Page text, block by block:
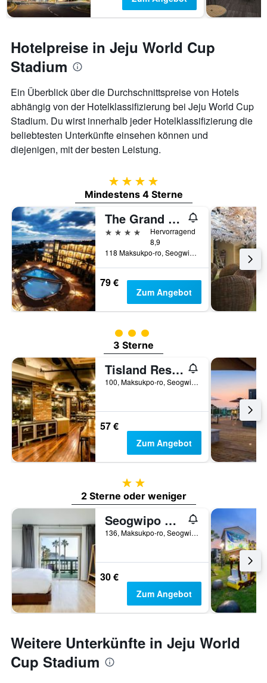
Y-
den
durchschnittlichen
Zimmerpreis
Hotelpreise in Jeju World Cup
Stadium
Ein Überblick über die Durchschnittspreise von Hotels
abhängig von der Hotelklassifizierung bei Jeju World Cup
Stadium. Du wirst innerhalb jeder Hotelklassifizierung die
beliebtesten Unterkünfte einsehen können und
diejenigen, mit der besten Leistung.
4 Sterne
Mindestens 4 Sterne
The Grand Sumorum
4 Sterne
Hervorragend
8,9
118 Maksukpo-ro, Seogwipo, Südkorea
79 €
Zum Angebot
Bewertungskategorie 3
3 Sterne
Tisland Resort
100, Maksukpo-ro, Seogwipo, Südkorea
57 €
Zum Angebot
2 Sterne
2 Sterne oder weniger
Seogwipo Euro House Pension
136, Maksukpo-ro, Seogwipo, Südkorea
30 €
Zum Angebot
Weitere Unterkünfte in Jeju World
Cup Stadium